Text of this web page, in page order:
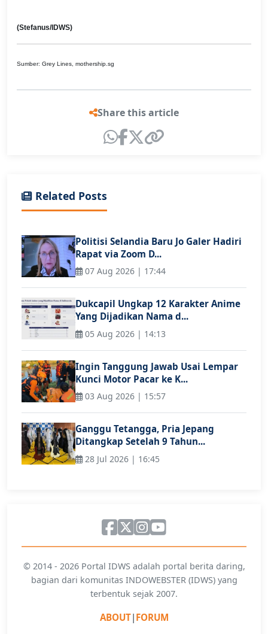
(Stefanus/IDWS)
Sumber: Grey Lines, mothership.sg
Share this article
Related Posts
Politisi Selandia Baru Jo Galer Hadiri
Rapat via Zoom D...
07 Aug 2026 | 17:44
Dukcapil Ungkap 12 Karakter Anime
Yang Dijadikan Nama d...
05 Aug 2026 | 14:13
Ingin Tanggung Jawab Usai Lempar
Kunci Motor Pacar ke K...
03 Aug 2026 | 15:57
Ganggu Tetangga, Pria Jepang
Ditangkap Setelah 9 Tahun...
28 Jul 2026 | 16:45
© 2014 - 2026 Portal IDWS adalah portal berita daring,
bagian dari komunitas INDOWEBSTER (IDWS) yang
terbentuk sejak 2007.
ABOUT| FORUM